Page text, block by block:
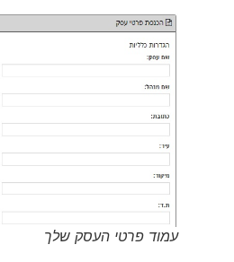
עמוד פרטי העסק שלך